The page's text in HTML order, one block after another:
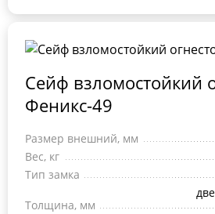
Сейф взломостойкий
Феникс-49
Размер внешний, мм
Вес, кг
Тип замка
Толщина, мм